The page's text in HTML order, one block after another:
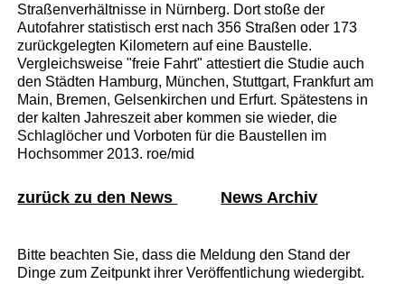
Straßenverhältnisse in Nürnberg. Dort stoße der
Autofahrer statistisch erst nach 356 Straßen oder 173
zurückgelegten Kilometern auf eine Baustelle.
Vergleichsweise "freie Fahrt" attestiert die Studie auch
den Städten Hamburg, München, Stuttgart, Frankfurt am
Main, Bremen, Gelsenkirchen und Erfurt. Spätestens in
der kalten Jahreszeit aber kommen sie wieder, die
Schlaglöcher und Vorboten für die Baustellen im
Hochsommer 2013. roe/mid
zurück zu den News News Archiv
Bitte beachten Sie, dass die Meldung den Stand der
Dinge zum Zeitpunkt ihrer Veröffentlichung wiedergibt.